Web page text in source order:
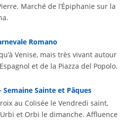
Marché de l’Épiphanie sur la
Romano
Venise, mais très vivant autour
et de la Piazza del Popolo.
Sainte et Pâques
au Colisée le Vendredi saint,
et Orbi le dimanche. Affluence